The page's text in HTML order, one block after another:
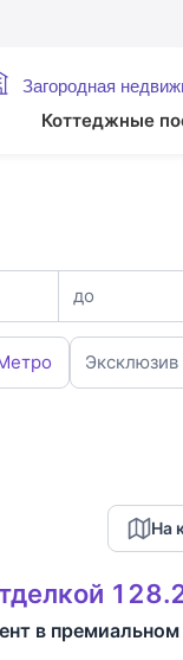
Загородная
Коттеджные
до
Эксклюзив
На
в